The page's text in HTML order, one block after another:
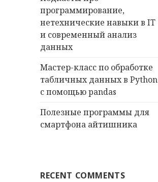
программирование,
нетехнические навыки в IT
и современный анализ
данных
Мастер-класс по обработке
табличных данных в Python
с помощью pandas
Полезные программы для
смартфона айтишника
RECENT COMMENTS